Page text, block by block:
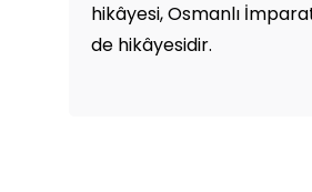
hikâyesi, Osmanlı
de hikâyesidir.